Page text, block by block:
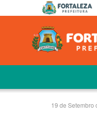
19 de Setembro